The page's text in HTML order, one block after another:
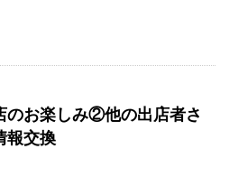
のお楽しみ②他の出店者さ
報交換